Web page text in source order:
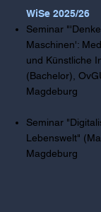
WiSe 2025/26
Seminar
Maschinen':
und Künstliche
(Bachelor),
Magdeburg
Seminar
Lebenswelt"
Magdeburg